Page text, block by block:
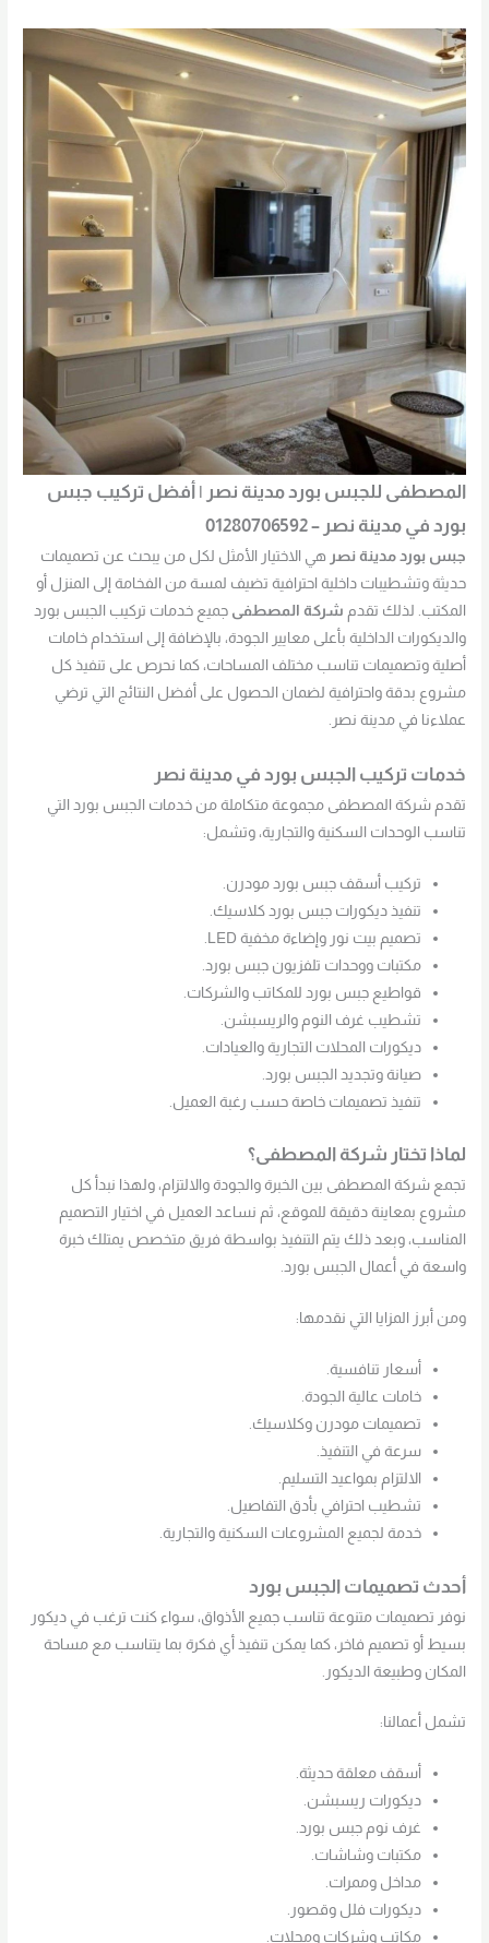
المصطفى للجبس بورد مدينة نصر | أفضل تركيب جبس
بورد في مدينة نصر – 01280706592
جبس بورد مدينة نصر هي الاختيار الأمثل لكل من يبحث عن تصميمات
حديثة وتشطيبات داخلية احترافية تضيف لمسة من الفخامة إلى المنزل أو
المكتب. لذلك تقدم شركة المصطفى جميع خدمات تركيب الجبس بورد
والديكورات الداخلية بأعلى معايير الجودة، بالإضافة إلى استخدام خامات
أصلية وتصميمات تناسب مختلف المساحات، كما نحرص على تنفيذ كل
مشروع بدقة واحترافية لضمان الحصول على أفضل النتائج التي ترضي
عملاءنا في مدينة نصر.
خدمات تركيب الجبس بورد في مدينة نصر
تقدم شركة المصطفى مجموعة متكاملة من خدمات الجبس بورد التي
تناسب الوحدات السكنية والتجارية، وتشمل:
تركيب أسقف جبس بورد مودرن.
تنفيذ ديكورات جبس بورد كلاسيك.
تصميم بيت نور وإضاءة مخفية LED.
مكتبات ووحدات تلفزيون جبس بورد.
قواطيع جبس بورد للمكاتب والشركات.
تشطيب غرف النوم والريسبشن.
ديكورات المحلات التجارية والعيادات.
صيانة وتجديد الجبس بورد.
تنفيذ تصميمات خاصة حسب رغبة العميل.
لماذا تختار شركة المصطفى؟
تجمع شركة المصطفى بين الخبرة والجودة والالتزام، ولهذا نبدأ كل
مشروع بمعاينة دقيقة للموقع، ثم نساعد العميل في اختيار التصميم
المناسب، وبعد ذلك يتم التنفيذ بواسطة فريق متخصص يمتلك خبرة
واسعة في أعمال الجبس بورد.
ومن أبرز المزايا التي نقدمها:
أسعار تنافسية.
خامات عالية الجودة.
تصميمات مودرن وكلاسيك.
سرعة في التنفيذ.
الالتزام بمواعيد التسليم.
تشطيب احترافي بأدق التفاصيل.
خدمة لجميع المشروعات السكنية والتجارية.
أحدث تصميمات الجبس بورد
نوفر تصميمات متنوعة تناسب جميع الأذواق، سواء كنت ترغب في ديكور
بسيط أو تصميم فاخر، كما يمكن تنفيذ أي فكرة بما يتناسب مع مساحة
المكان وطبيعة الديكور.
تشمل أعمالنا:
أسقف معلقة حديثة.
ديكورات ريسبشن.
غرف نوم جبس بورد.
مكتبات وشاشات.
مداخل وممرات.
ديكورات فلل وقصور.
مكاتب وشركات ومحلات.